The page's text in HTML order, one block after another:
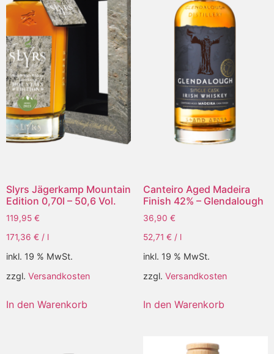
Slyrs Jägerkamp Mountain
Edition 0,70l – 50,6 Vol.
119,95 €
171,36 € / l
inkl. 19 % MwSt.
zzgl. Versandkosten
In den Warenkorb
Canteiro Aged Madeira
Finish 42% – Glendalough
36,90 €
52,71 € / l
inkl. 19 % MwSt.
zzgl. Versandkosten
In den Warenkorb